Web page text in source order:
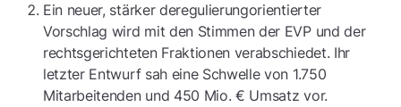
Ein neuer, stärker deregulierungorientierter
Vorschlag wird mit den Stimmen der EVP und der
rechtsgerichteten Fraktionen verabschiedet. Ihr
letzter Entwurf sah eine Schwelle von 1.750
Mitarbeitenden und 450 Mio. € Umsatz vor.